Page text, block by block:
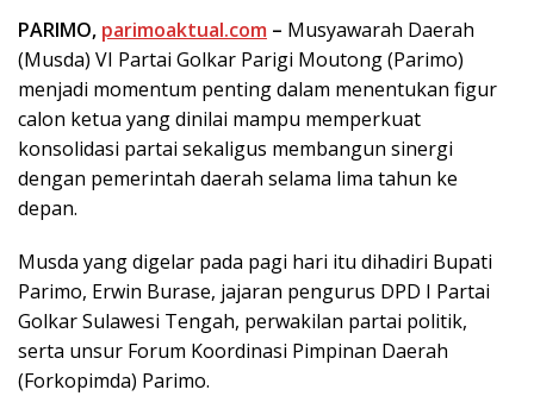
PARIMO, parimoaktual.com – Musyawarah Daerah
(Musda) VI Partai Golkar Parigi Moutong (Parimo)
menjadi momentum penting dalam menentukan figur
calon ketua yang dinilai mampu memperkuat
konsolidasi partai sekaligus membangun sinergi
dengan pemerintah daerah selama lima tahun ke
depan.
Musda yang digelar pada pagi hari itu dihadiri Bupati
Parimo, Erwin Burase, jajaran pengurus DPD I Partai
Golkar Sulawesi Tengah, perwakilan partai politik,
serta unsur Forum Koordinasi Pimpinan Daerah
(Forkopimda) Parimo.